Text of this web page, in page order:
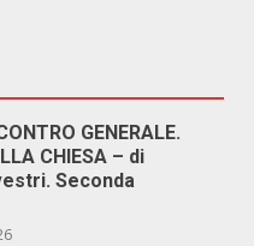
GENERALE.
CHIESA – di
Seconda